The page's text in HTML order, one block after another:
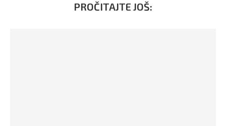
PROČITAJTE JOŠ: